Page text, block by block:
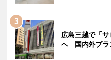
広島三越で「
へ 国内外ブラ